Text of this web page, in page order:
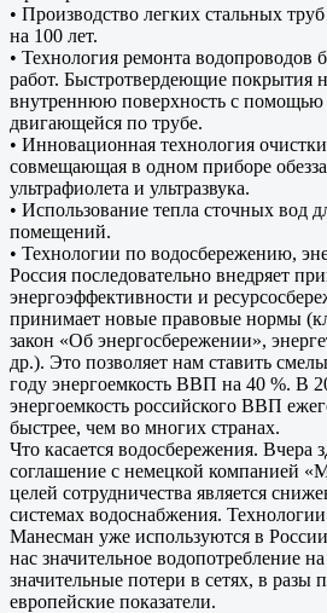
• Производство легких стальных
на 100 лет.
• Технология ремонта водопроводов
работ. Быстротвердеющие покрытия
внутреннюю поверхность с помощью
двигающейся по трубе.
• Инновационная технология
совмещающая в одном приборе
ультрафиолета и ультразвука.
• Использование тепла сточных вод
помещений.
• Технологии по водосбережению,
Россия последовательно внедряет
энергоэффективности и
принимает новые правовые нормы
закон «Об энергосбережении»,
др.). Это позволяет нам ставить
году энергоемкость ВВП на 40 %. В
энергоемкость российского ВВП
быстрее, чем во многих странах.
Что касается водосбережения. Вчера
соглашение с немецкой компанией
целей сотрудничества является
системах водоснабжения.
Манесман уже используются в
нас значительное водопотребление
значительные потери в сетях, в
европейские показатели.